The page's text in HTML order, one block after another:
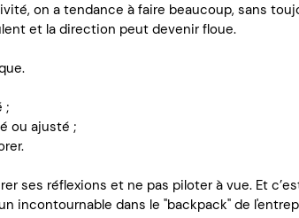
on a tendance à faire beaucoup, sans
et la direction peut devenir floue.
;
ou ajusté ;
ses réflexions et ne pas piloter à vue. Et
incontournable dans le "backpack" de